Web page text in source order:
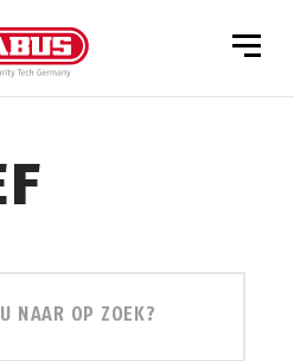
NAAR OP ZOEK?